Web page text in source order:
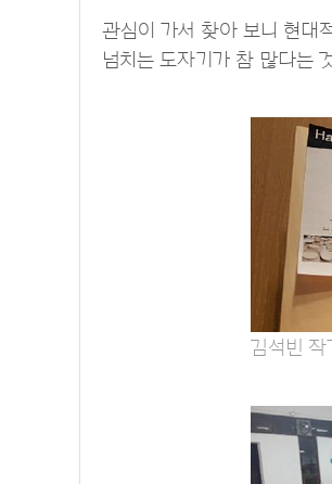
관심이 가서 찾아 보니 현대
넘치는 도자기가 참 많다는
김석빈 작